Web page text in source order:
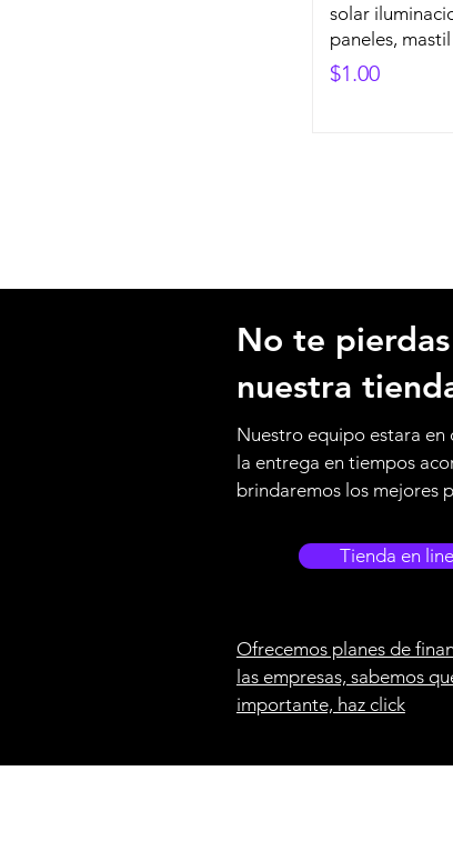
solar
paneles,
Precio
$1.00
No te
nuestra
Nuestro equipo estara
la entrega en tiempos
brindaremos los mejores
Tienda en
Ofrecemos planes de
las empresas, sabemos
importante, haz click